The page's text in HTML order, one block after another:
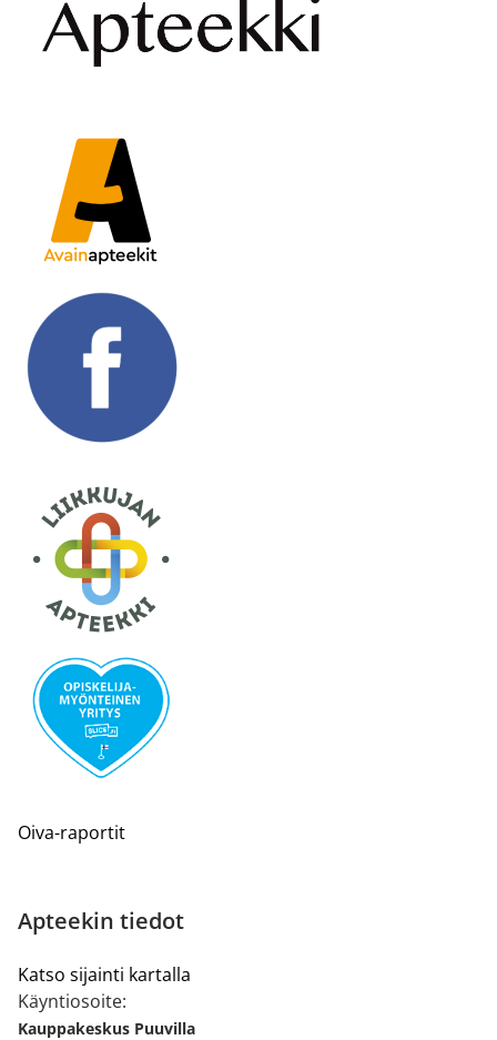
Oiva-raportit
Apteekin tiedot
Katso sijainti kartalla
Käyntiosoite:
Kauppakeskus Puuvilla